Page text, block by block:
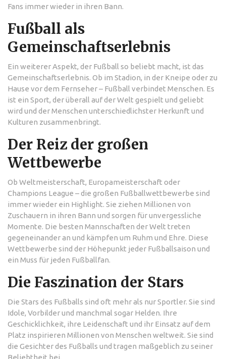
Fans immer wieder in ihren Bann.
Fußball als
Gemeinschaftserlebnis
Ein weiterer Aspekt, der Fußball so beliebt macht, ist das
Gemeinschaftserlebnis. Ob im Stadion, in der Kneipe oder zu
Hause vor dem Fernseher – Fußball verbindet Menschen. Es
ist ein Sport, der überall auf der Welt gespielt und geliebt
wird und der Menschen unterschiedlichster Herkunft und
Kulturen zusammenbringt.
Der Reiz der großen
Wettbewerbe
Ob Weltmeisterschaft, Europameisterschaft oder
Champions League – die großen Fußballwettbewerbe sind
immer wieder ein Highlight. Sie ziehen Millionen von
Zuschauern in ihren Bann und sorgen für unvergessliche
Momente. Die besten Mannschaften der Welt treten
gegeneinander an und kämpfen um Ruhm und Ehre. Diese
Wettbewerbe sind der Höhepunkt jeder Fußballsaison und
ein Muss für jeden Fußballfan.
Die Faszination der Stars
Die Stars des Fußballs sind oft mehr als nur Sportler. Sie sind
Idole, Vorbilder und manchmal sogar Helden. Ihre
Geschicklichkeit, ihre Leidenschaft und ihr Einsatz auf dem
Platz inspirieren Millionen von Menschen weltweit. Sie sind
die Gesichter des Fußballs und tragen maßgeblich zu seiner
Beliebtheit bei.